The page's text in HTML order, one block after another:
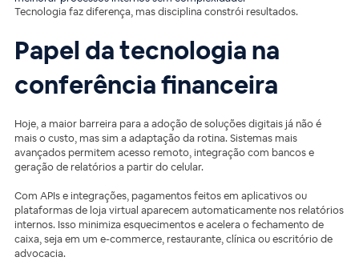
Tecnologia faz diferença, mas disciplina constrói resultados.
Papel da tecnologia na
conferência financeira
Hoje, a maior barreira para a adoção de soluções digitais já não é
mais o custo, mas sim a adaptação da rotina. Sistemas mais
avançados permitem acesso remoto, integração com bancos e
geração de relatórios a partir do celular.
Com APIs e integrações, pagamentos feitos em aplicativos ou
plataformas de loja virtual aparecem automaticamente nos relatórios
internos. Isso minimiza esquecimentos e acelera o fechamento de
caixa, seja em um e-commerce, restaurante, clínica ou escritório de
advocacia.